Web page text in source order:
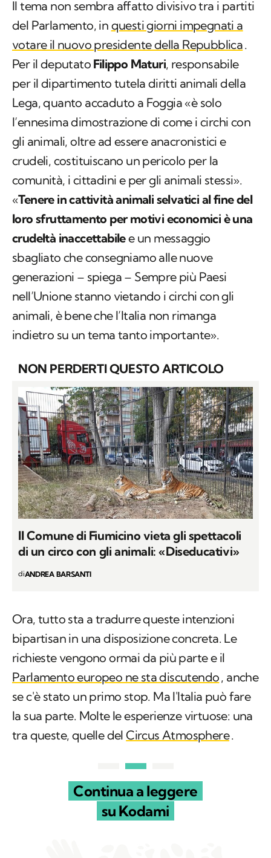
Il tema non sembra affatto divisivo tra i partiti
del Parlamento, in questi giorni impegnati a
votare il nuovo presidente della Repubblica.
Per il deputato Filippo Maturi, responsabile
per il dipartimento tutela diritti animali della
Lega, quanto accaduto a Foggia «è solo
l’ennesima dimostrazione di come i circhi con
gli animali, oltre ad essere anacronistici e
crudeli, costituiscano un pericolo per la
comunità, i cittadini e per gli animali stessi».
«Tenere in cattività animali selvatici al fine del
loro sfruttamento per motivi economici è una
crudeltà inaccettabilee un messaggio
sbagliato che consegniamo alle nuove
generazioni – spiega – Sempre più Paesi
nell’Unione stanno vietando i circhi con gli
animali, è bene che l’Italia non rimanga
indietro su un tema tanto importante».
NON PERDERTI QUESTO ARTICOLO
Il Comune di Fiumicino vieta gli spettacoli
di un circo con gli animali: «Diseducativi»
diANDREA BARSANTI
Ora, tutto sta a tradurre queste intenzioni
bipartisan in una disposizione concreta. Le
richieste vengono ormai da più parte e il
Parlamento europeo ne sta discutendo, anche
se c'è stato un primo stop. Ma l'Italia può fare
la sua parte. Molte le esperienze virtuose: una
tra queste, quelle delCircus Atmosphere.
Continua a leggere
su Kodami